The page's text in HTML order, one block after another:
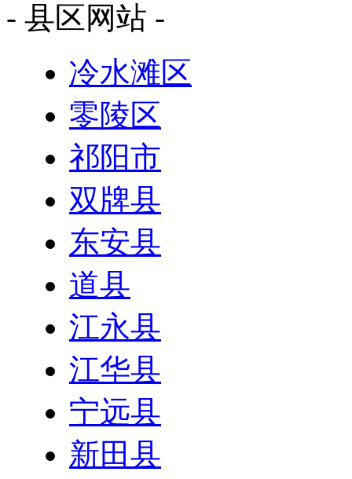
- 县区网站 -
冷水滩区
零陵区
祁阳市
双牌县
东安县
道县
江永县
江华县
宁远县
新田县